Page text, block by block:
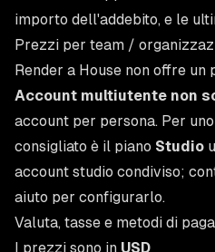
importo dell'addebito, e le
Prezzi per team /
Render a House non offre
Account multiutente non
account per persona. Per
consigliato è il piano Studio
account studio condiviso;
aiuto per configurarlo.
Valuta, tasse e metodi di
I prezzi sono in USD